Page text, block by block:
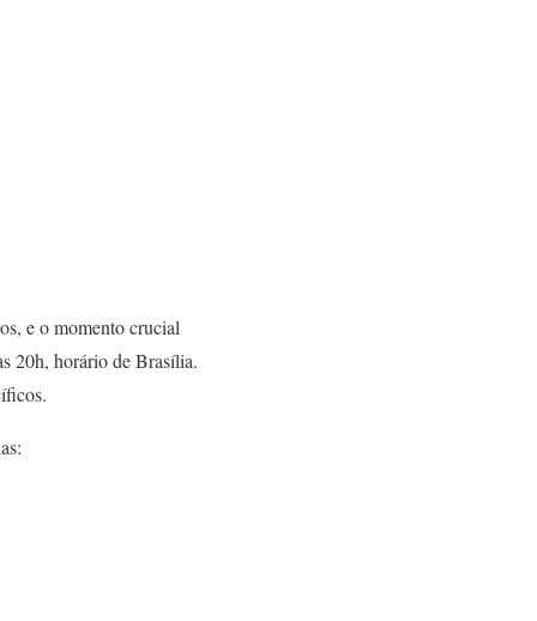
e o momento crucial
20h, horário de Brasília.